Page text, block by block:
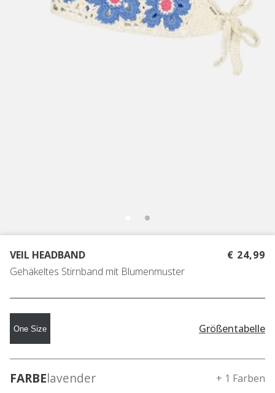
VEIL HEADBAND
Gehäkeltes Stirnband mit Blumenmuster
€ 24,99
One Size Größentabelle
FARBElavender + 1 Farben